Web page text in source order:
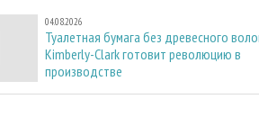
04.08.2026
Туалетная бумага без древесного
Kimberly-Clark готовит революцию в
производстве